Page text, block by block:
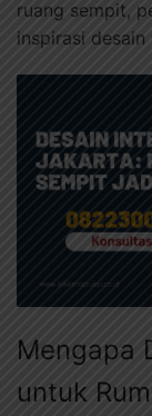
ruang sempit,
inspirasi
Mengapa
untuk